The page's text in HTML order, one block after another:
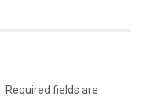
Required fields are